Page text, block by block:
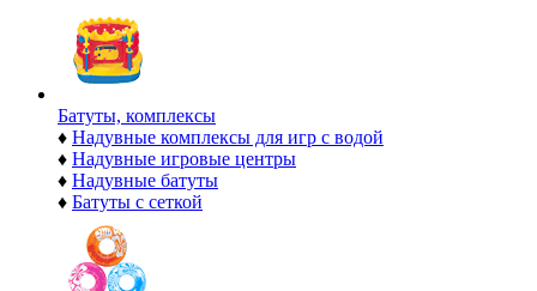
Батуты, комплексы
♦ Надувные комплексы для игр с водой
♦ Надувные игровые центры
♦ Надувные батуты
♦ Батуты с сеткой